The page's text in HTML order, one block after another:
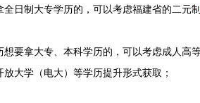
日制大专学历的，可以考虑福建省的二元制
拿大专、本科学历的，可以考虑成人高等
放大学（电大）等学历提升形式获取；